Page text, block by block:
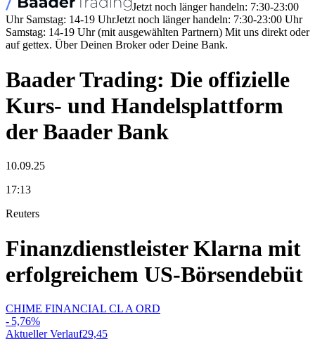
Jetzt noch länger handeln: 7:30-23:00
Uhr Samstag: 14-19 UhrJetzt noch länger handeln: 7:30-23:00 Uhr
Samstag: 14-19 Uhr (mit ausgewählten Partnern) Mit uns direkt oder
auf gettex. Über Deinen Broker oder Deine Bank.
Baader Trading: Die offizielle
Kurs- und Handelsplattform
der Baader Bank
10.09.25
17:13
Reuters
Finanzdienstleister Klarna mit
erfolgreichem US-Börsendebüt
CHIME FINANCIAL CL A ORD
- 5,76%
Aktueller Verlauf29,45